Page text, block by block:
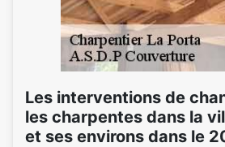
Les interventions de
les charpentes dans la
et ses environs dans le